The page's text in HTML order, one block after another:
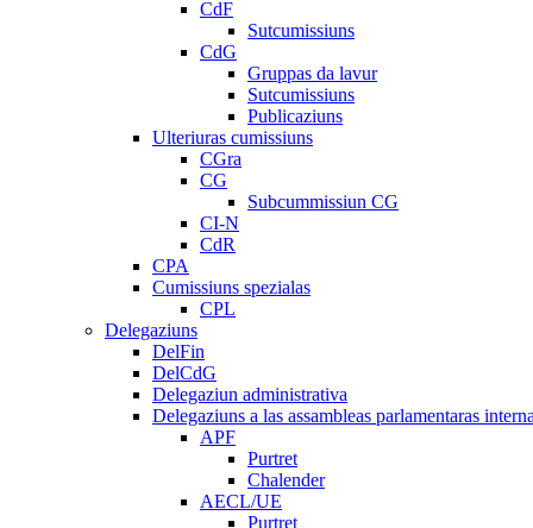
CdF
Sutcumissiuns
CdG
Gruppas da lavur
Sutcumissiuns
Publicaziuns
Ulteriuras cumissiuns
CGra
CG
Subcummissiun CG
CI-N
CdR
CPA
Cumissiuns spezialas
CPL
Delegaziuns
DelFin
DelCdG
Delegaziun administrativa
Delegaziuns a las assambleas parlamentaras
APF
Purtret
Chalender
AECL/UE
Purtret